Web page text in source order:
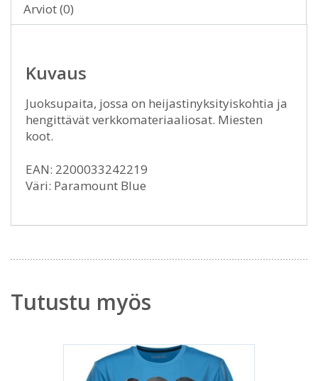
Arviot (0)
Kuvaus
Juoksupaita, jossa on heijastinyksityiskohtia ja
hengittävät verkkomateriaaliosat. Miesten
koot.
EAN: 2200033242219
Väri: Paramount Blue
Tutustu myös